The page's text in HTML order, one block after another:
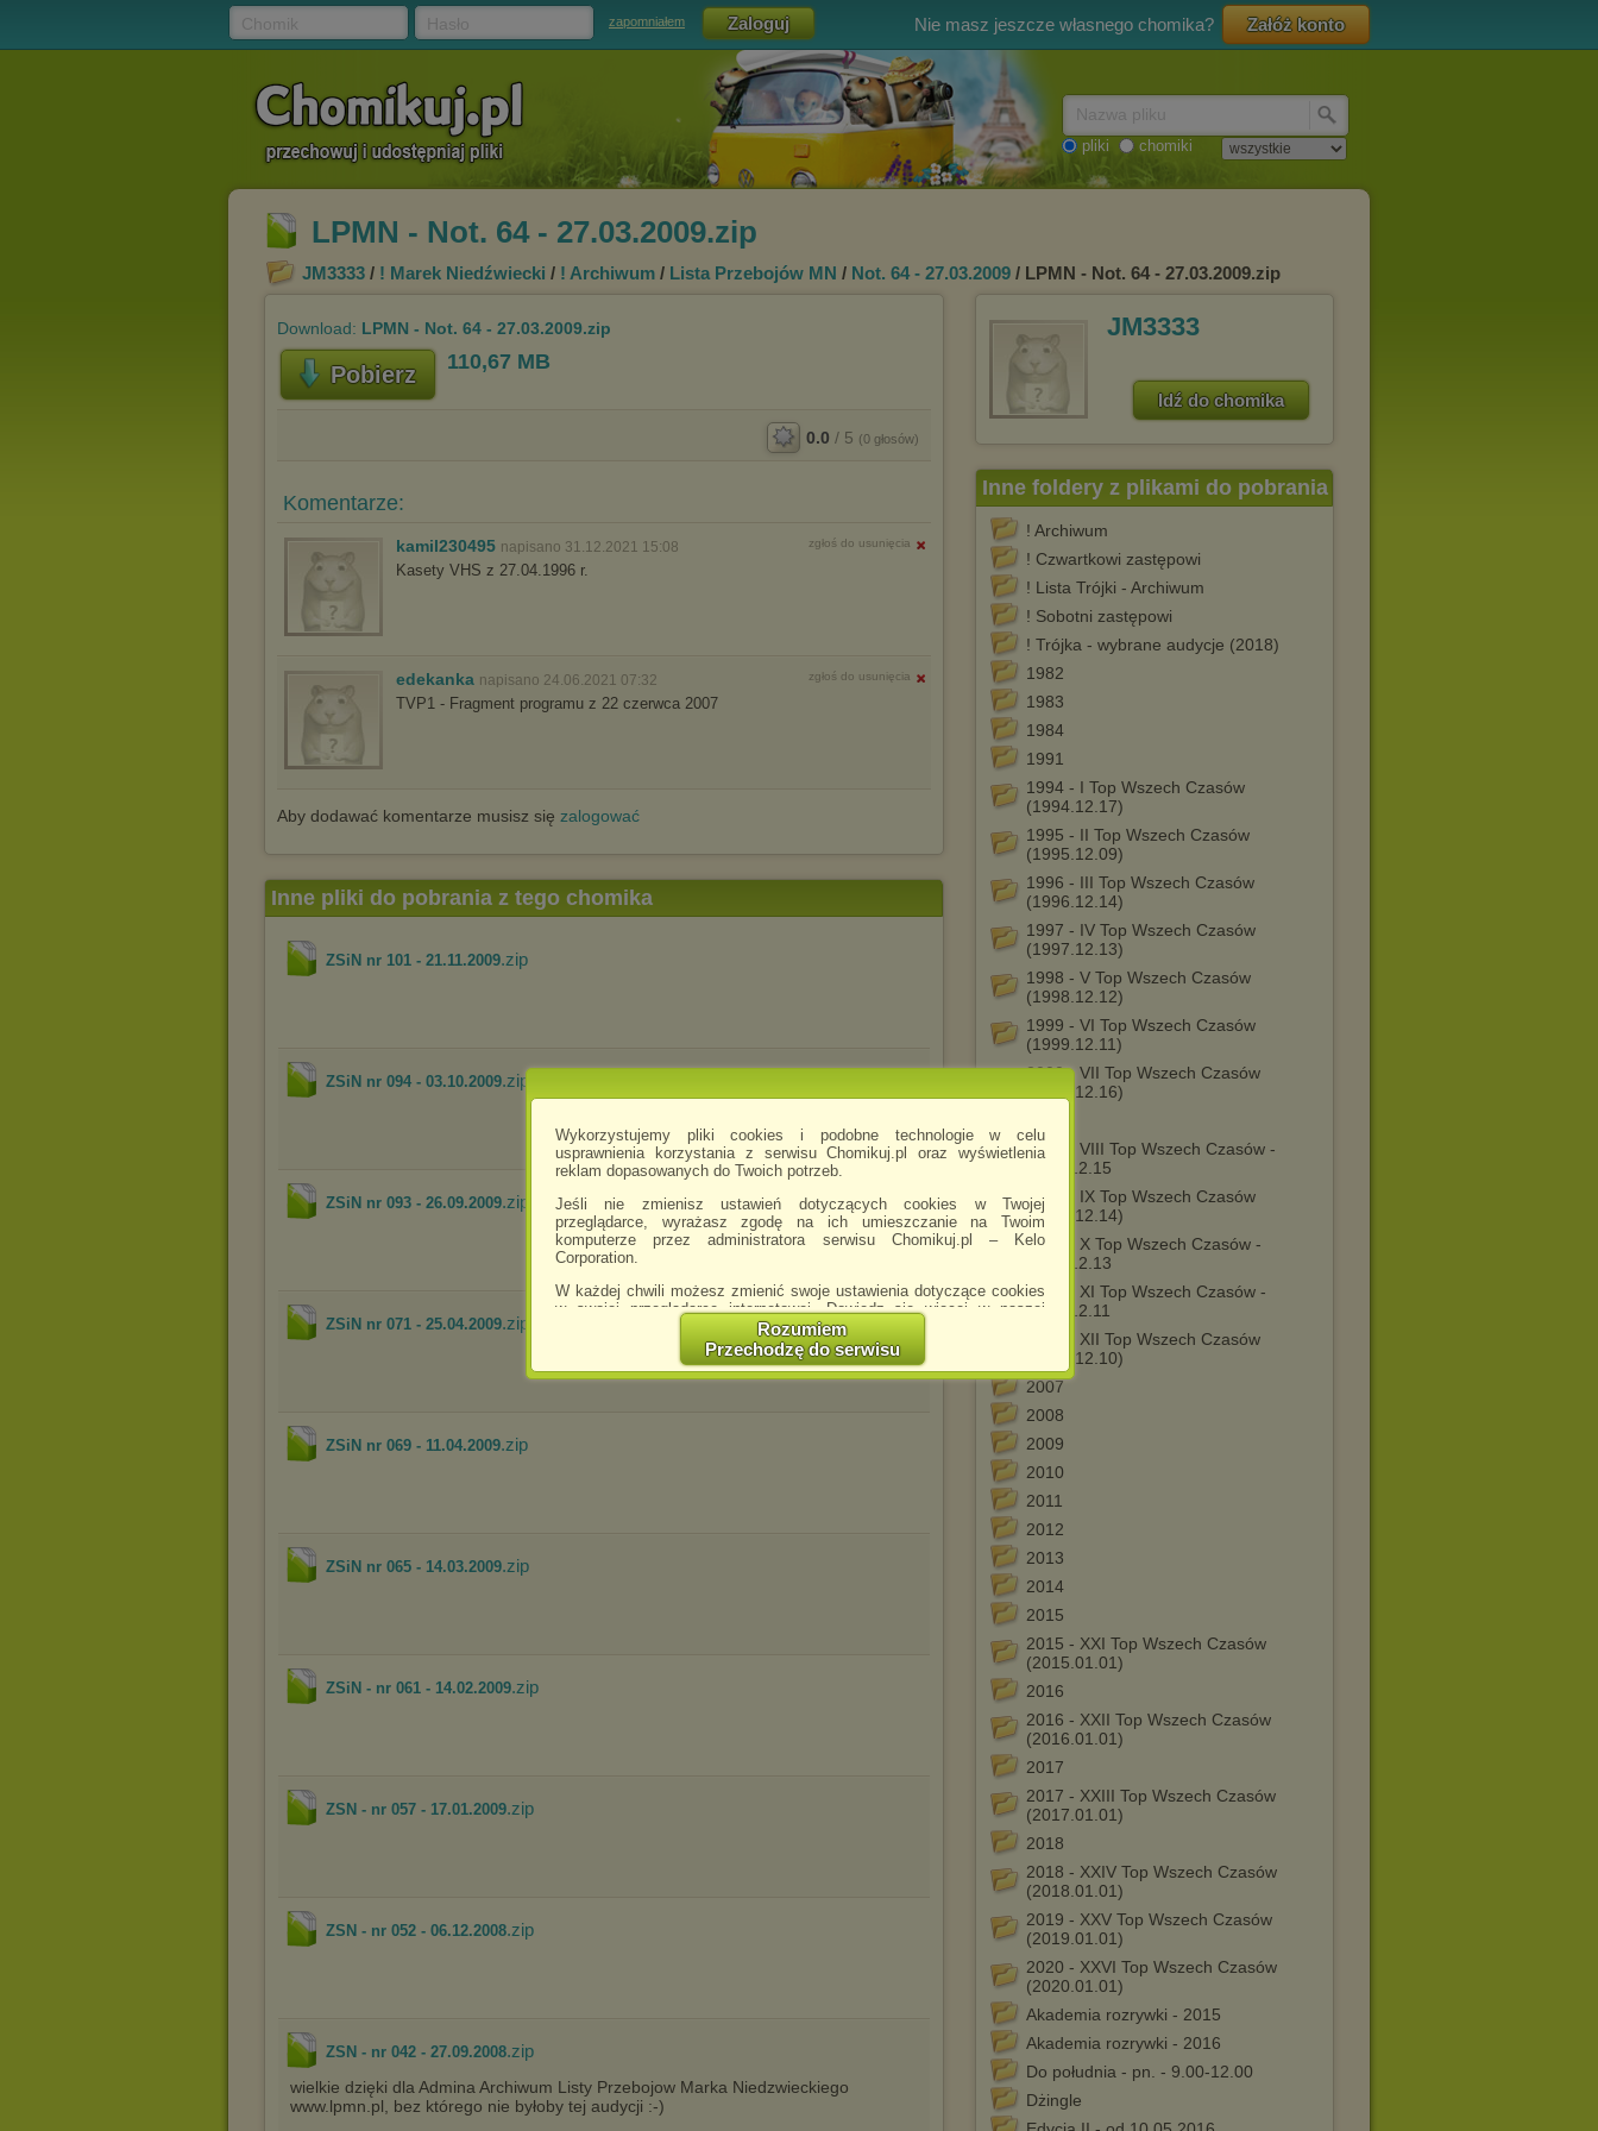
Wykorzystujemy pliki cookies i podobne technologie w celu
usprawnienia korzystania z serwisu Chomikuj.pl oraz wyświetlenia
reklam dopasowanych do Twoich potrzeb.
Jeśli nie zmienisz ustawień dotyczących cookies w Twojej
przeglądarce, wyrażasz zgodę na ich umieszczanie na Twoim
komputerze przez administratora serwisu Chomikuj.pl – Kelo
Corporation.
W każdej chwili możesz zmienić swoje ustawienia dotyczące cookies
w swojej przeglądarce internetowej. Dowiedz się więcej w naszej
http://chomikuj.pl/PolitykaPrywatnosci.aspx
Jednocześnie informujemy że zmiana ustawień przeglądarki może
spowodować ograniczenie korzystania ze strony Chomikuj.pl.
W przypadku braku twojej zgody na akceptację cookies niestety
Zaufanych Partnerów
(dostosowanie reklam do Twoich potrzeb, analiza skuteczności działań
Wyrażenie sprzeciwu spowoduje, że wyświetlana Ci reklama nie
będzie dopasowana do Twoich preferencji, a będzie to reklama
Istnieje możliwość zmiany ustawień przeglądarki internetowej w
sposób uniemożliwiający przechowywanie plików cookies na
urządzeniu końcowym. Można również usunąć pliki cookies,
dokonując odpowiednich zmian w ustawieniach przeglądarki
Pełną informację na ten temat znajdziesz pod adresem
Rozumiem
Przechodzę do serwisu
zapomniałem Nie masz jeszcze własnego chomika? Załóż konto
pliki chomiki
LPMN - Not. 64 - 27.03.2009.zip
JM3333 / ! Marek Niedźwiecki / ! Archiwum / Lista Przebojów MN / Not. 64 - 27.03.2009 / LPMN - Not. 64 - 27.03.2009.zip
Download: LPMN - Not. 64 - 27.03.2009.zip
Pobierz 110,67 MB
0.0 / 5 (0 głosów)
Komentarze:
kamil230495 napisano 31.12.2021 15:08 zgłoś do usunięcia
Kasety VHS z 27.04.1996 r.
edekanka napisano 24.06.2021 07:32 zgłoś do usunięcia
TVP1 - Fragment programu z 22 czerwca 2007
Aby dodawać komentarze musisz się zalogować
JM3333
Idź do chomika
Inne foldery z plikami do pobrania
! Archiwum
! Czwartkowi zastępowi
! Lista Trójki - Archiwum
! Sobotni zastępowi
! Trójka - wybrane audycje (2018)
1982
1983
1984
1991
1994 - I Top Wszech Czasów
(1994.12.17)
1995 - II Top Wszech Czasów
(1995.12.09)
1996 - III Top Wszech Czasów
(1996.12.14)
1997 - IV Top Wszech Czasów
(1997.12.13)
1998 - V Top Wszech Czasów
(1998.12.12)
1999 - VI Top Wszech Czasów
(1999.12.11)
2000 - VII Top Wszech Czasów
(2000.12.16)
2001 - VIII Top Wszech Czasów -
2001.12.15
2002 - IX Top Wszech Czasów
(2002.12.14)
2003 - X Top Wszech Czasów -
2003.12.13
2004 - XI Top Wszech Czasów -
2004.12.11
2005 - XII Top Wszech Czasów
(2005.12.10)
2007
2008
2009
2010
2011
2012
2013
2014
2015
2015 - XXI Top Wszech Czasów
(2015.01.01)
2016
2016 - XXII Top Wszech Czasów
(2016.01.01)
2017
2017 - XXIII Top Wszech Czasów
(2017.01.01)
2018
2018 - XXIV Top Wszech Czasów
(2018.01.01)
2019 - XXV Top Wszech Czasów
(2019.01.01)
2020 - XXVI Top Wszech Czasów
(2020.01.01)
Akademia rozrywki - 2015
Akademia rozrywki - 2016
Do południa - pn. - 9.00-12.00
Dżingle
Inne pliki do pobrania z tego chomika
ZSiN nr 101 - 21.11.2009.zip
ZSiN nr 094 - 03.10.2009.zip
ZSiN nr 093 - 26.09.2009.zip
ZSiN nr 071 - 25.04.2009.zip
ZSiN nr 069 - 11.04.2009.zip
ZSiN nr 065 - 14.03.2009.zip
ZSiN - nr 061 - 14.02.2009.zip
ZSN - nr 057 - 17.01.2009.zip
ZSN - nr 052 - 06.12.2008.zip
ZSN - nr 042 - 27.09.2008.zip
wielkie dzięki dla Admina Archiwum Listy Przebojow Marka Niedzwieckiego
www.lpmn.pl, bez którego nie byłoby tej audycji :-)